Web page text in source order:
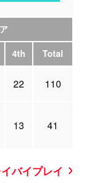
4th Total
22 110
13 41
バイプレイ